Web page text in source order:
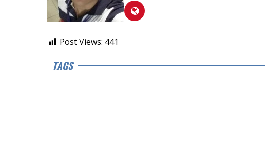
Post Views: 441
TAGS